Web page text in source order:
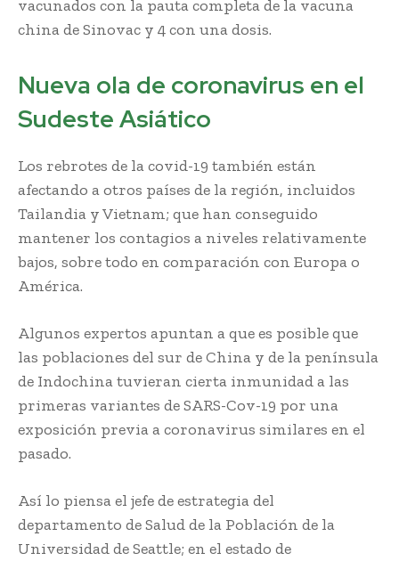
vacunados con la pauta completa de la vacuna
china de Sinovac y 4 con una dosis.
Nueva ola de coronavirus en el
Sudeste Asiático
Los rebrotes de la covid-19 también están
afectando a otros países de la región, incluidos
Tailandia y Vietnam; que han conseguido
mantener los contagios a niveles relativamente
bajos, sobre todo en comparación con Europa o
América.
Algunos expertos apuntan a que es posible que
las poblaciones del sur de China y de la península
de Indochina tuvieran cierta inmunidad a las
primeras variantes de SARS-Cov-19 por una
exposición previa a coronavirus similares en el
pasado.
Así lo piensa el jefe de estrategia del
departamento de Salud de la Población de la
Universidad de Seattle; en el estado de